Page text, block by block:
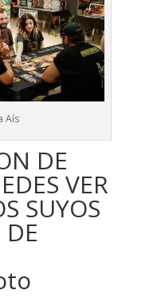
Aís
DE
VER
SUYOS
DE